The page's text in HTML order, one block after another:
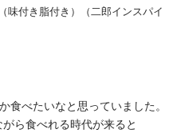
味付き脂付き）（二郎インスパイ
食べたいなと思っていました。
ら食べれる時代が来ると